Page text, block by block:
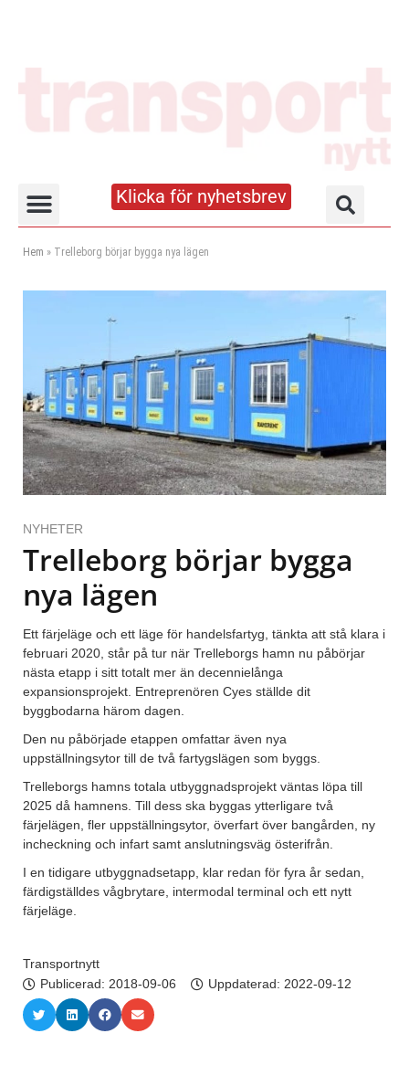
Klicka för nyhetsbrev
Hem » Trelleborg börjar bygga nya lägen
NYHETER
Trelleborg börjar bygga
nya lägen
Ett färjeläge och ett läge för handelsfartyg, tänkta att stå klara i
februari 2020, står på tur när Trelleborgs hamn nu påbörjar
nästa etapp i sitt totalt mer än decennielånga
expansionsprojekt. Entreprenören Cyes ställde dit
byggbodarna härom dagen.
Den nu påbörjade etappen omfattar även nya
uppställningsytor till de två fartygslägen som byggs.
Trelleborgs hamns totala utbyggnadsprojekt väntas löpa till
2025 då hamnens. Till dess ska byggas ytterligare två
färjelägen, fler uppställningsytor, överfart över bangården, ny
incheckning och infart samt anslutningsväg österifrån.
I en tidigare utbyggnadsetapp, klar redan för fyra år sedan,
färdigställdes vågbrytare, intermodal terminal och ett nytt
färjeläge.
Transportnytt
Publicerad: 2018-09-06 Uppdaterad: 2022-09-12